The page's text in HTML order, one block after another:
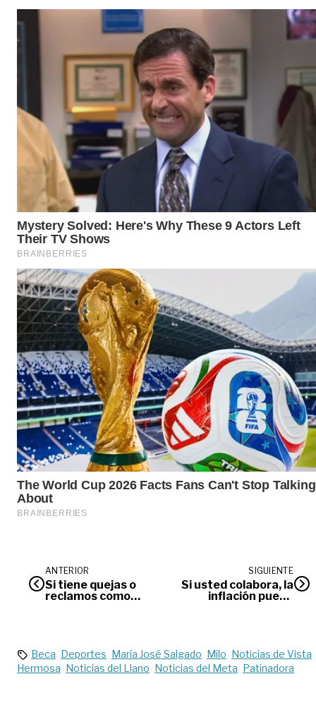
ANTERIOR
Si tiene quejas o
reclamos como
SIGUIENTE
Si usted colabora, la
inflación puede
Beca Deportes María José Salgado Milo Noticias de Vista
Hermosa Noticias del Llano Noticias del Meta Patinadora